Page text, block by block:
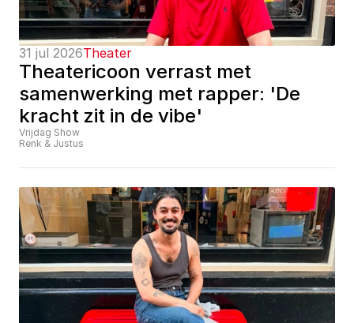
31 jul 2026Theater
Theatericoon verrast met
samenwerking met rapper: 'De
kracht zit in de vibe'
Vrijdag Show
Renk & Justus